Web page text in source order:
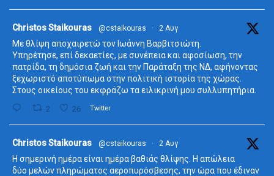
Christos Staikouras @cstaikouras · 2 Αυγ
Με θλίψη αποχαιρετώ τον Ιωάννη Βαρβιτσιώτη.
Υπηρέτησε, επί δεκαετίες, με συνέπεια και αφοσίωση, την
πατρίδα, τη δημόσια ζωή και την Παράταξη της ΝΔ, αφήνοντας
ξεχωριστό αποτύπωμα στην πολιτική ιστορία της χώρας.
Στους οικείους του εκφράζω τα ειλικρινή μου συλλυπητήρια.
2 26 Twitter
Christos Staikouras @cstaikouras · 2 Αυγ
Η σημερινή ημέρα είναι ημέρα βαθιάς θλίψης. Η απώλεια
δύο μελών πληρώματος αεροπυρόσβεσης, την ώρα που έδιναν